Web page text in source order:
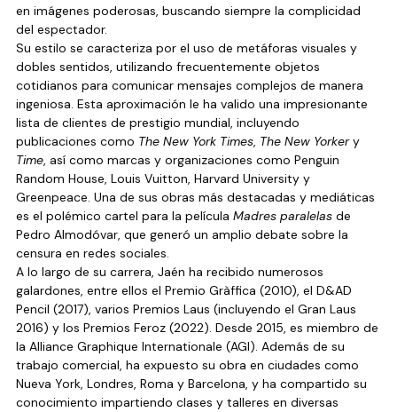
en imágenes poderosas, buscando siempre la complicidad
del espectador.
Su estilo se caracteriza por el uso de metáforas visuales y
dobles sentidos, utilizando frecuentemente objetos
cotidianos para comunicar mensajes complejos de manera
ingeniosa. Esta aproximación le ha valido una impresionante
lista de clientes de prestigio mundial, incluyendo
publicaciones como The New York Times, The New Yorker
y
Time, así como marcas y organizaciones como Penguin
Random House, Louis Vuitton, Harvard University y
Greenpeace. Una de sus obras más destacadas y mediáticas
es el polémico cartel para la película Madres paralelas de
Pedro Almodóvar, que generó un amplio debate sobre la
censura en redes sociales.
A lo largo de su carrera, Jaén ha recibido numerosos
galardones, entre ellos el Premio Gràffica (2010), el D&AD
Pencil (2017), varios Premios Laus (incluyendo el Gran Laus
2016) y los Premios Feroz (2022). Desde 2015, es miembro de
la Alliance Graphique Internationale (AGI). Además de su
trabajo comercial, ha expuesto su obra en ciudades como
Nueva York, Londres, Roma y Barcelona, y ha compartido su
conocimiento impartiendo clases y talleres en diversas